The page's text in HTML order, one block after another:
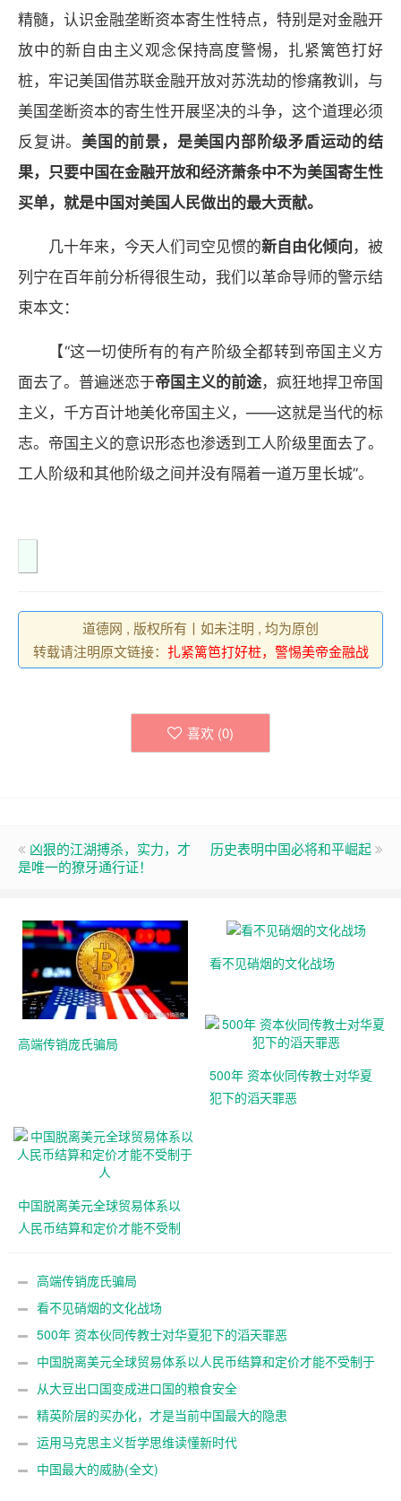
精髓，认识金融垄断资本寄生性特点，特别是对金融开
放中的新自由主义观念保持高度警惕，扎紧篱笆打好
桩，牢记美国借苏联金融开放对苏洗劫的惨痛教训，与
美国垄断资本的寄生性开展坚决的斗争，这个道理必须
反复讲。 美国的前景，是美国内部阶级矛盾运动的结
果，只要中国在金融开放和经济萧条中不为美国寄生性
买单，就是中国对美国人民做出的最大贡献。
几十年来，今天人们司空见惯的新自由化倾向 ，被
列宁在百年前分析得很生动，我们以革命导师的警示结
束本文：
【“这一切使所有的有产阶级全都转到帝国主义方
面去了。普遍迷恋于帝国主义的前途，疯狂地捍卫帝国
主义，千方百计地美化帝国主义，——这就是当代的标
志。帝国主义的意识形态也渗透到工人阶级里面去了。
工人阶级和其他阶级之间并没有隔着一道万里长城”。
道德网 , 版权所有丨如未注明 , 均为原创
转载请注明原文链接： 扎紧篱笆打好桩，警惕美帝金融战
喜欢 (0)
凶狠的江湖搏杀，实力，才
是唯一的獠牙通行证！
历史表明中国必将和平崛起
高端传销庞氏骗局
看不见硝烟的文化战场
500年 资本伙同传教士对华夏
犯下的滔天罪恶
中国脱离美元全球贸易体系以
人民币结算和定价才能不受制
高端传销庞氏骗局
看不见硝烟的文化战场
500年 资本伙同传教士对华夏犯下的滔天罪恶
中国脱离美元全球贸易体系以人民币结算和定价才能不受制于
人 从大豆出口国变成进口国的粮食安全
精英阶层的买办化，才是当前中国最大的隐患
运用马克思主义哲学思维读懂新时代
中国最大的威胁(全文)